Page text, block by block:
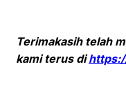
Terimakasih telah
kami terus di